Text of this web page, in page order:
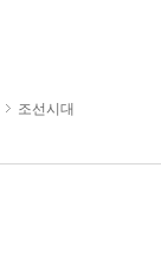
조선시대